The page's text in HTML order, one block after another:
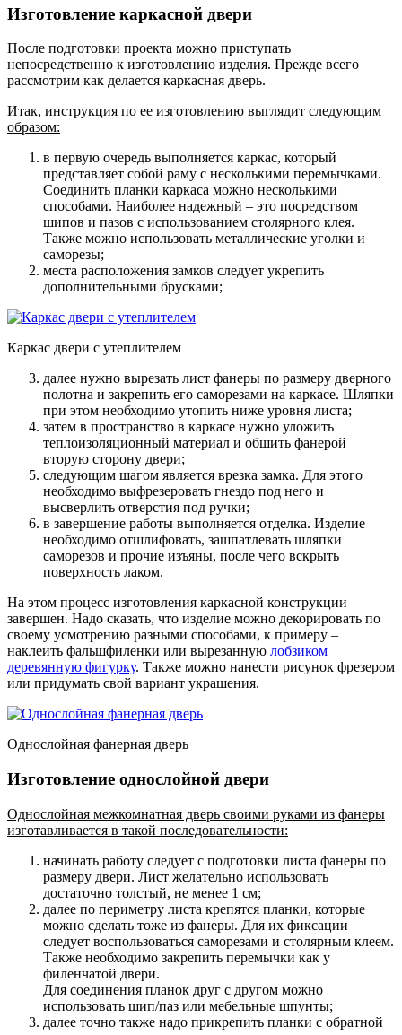
Изготовление каркасной двери
После подготовки проекта можно приступать
непосредственно к изготовлению изделия. Прежде всего
рассмотрим как делается каркасная дверь.
Итак, инструкция по ее изготовлению выглядит следующим
образом:
в первую очередь выполняется каркас, который
представляет собой раму с несколькими перемычками.
Соединить планки каркаса можно несколькими
способами. Наиболее надежный – это посредством
шипов и пазов с использованием столярного клея.
Также можно использовать металлические уголки и
саморезы;
места расположения замков следует укрепить
дополнительными брусками;
Каркас двери с утеплителем
далее нужно вырезать лист фанеры по размеру дверного
полотна и закрепить его саморезами на каркасе. Шляпки
при этом необходимо утопить ниже уровня листа;
затем в пространство в каркасе нужно уложить
теплоизоляционный материал и обшить фанерой
вторую сторону двери;
следующим шагом является врезка замка. Для этого
необходимо выфрезеровать гнездо под него и
высверлить отверстия под ручки;
в завершение работы выполняется отделка. Изделие
необходимо отшлифовать, зашпатлевать шляпки
саморезов и прочие изъяны, после чего вскрыть
поверхность лаком.
На этом процесс изготовления каркасной конструкции
завершен. Надо сказать, что изделие можно декорировать по
своему усмотрению разными способами, к примеру –
наклеить фальшфиленки или вырезанную лобзиком
деревянную фигурку. Также можно нанести рисунок фрезером
или придумать свой вариант украшения.
Однослойная фанерная дверь
Изготовление однослойной двери
Однослойная межкомнатная дверь своими руками из фанеры
изготавливается в такой последовательности:
начинать работу следует с подготовки листа фанеры по
размеру двери. Лист желательно использовать
достаточно толстый, не менее 1 см;
далее по периметру листа крепятся планки, которые
можно сделать тоже из фанеры. Для их фиксации
следует воспользоваться саморезами и столярным клеем.
Также необходимо закрепить перемычки как у
филенчатой двери.
Для соединения планок друг с другом можно
использовать шип/паз или мебельные шпунты;
далее точно также надо прикрепить планки с обратной